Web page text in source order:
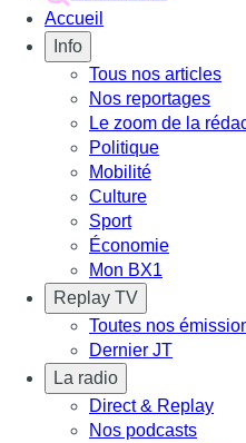
Accueil
Info
Tous nos articles
Nos reportages
Le zoom de la
Politique
Mobilité
Culture
Sport
Économie
Mon BX1
Replay TV
Toutes nos
Dernier JT
La radio
Direct & Replay
Nos podcasts